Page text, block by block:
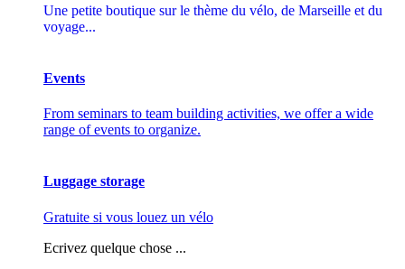
Une petite boutique sur le thème du vélo, de Marseille et du
voyage...
Events
From seminars to team building activities, we offer a wide
range of events to organize.
Luggage storage
Gratuite si vous louez un vélo
Ecrivez quelque chose ...